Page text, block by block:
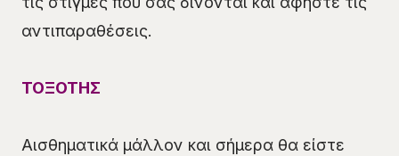
αντιπαραθέσεις.
ΤΟΞΟΤΗΣ
Αισθηματικά μάλλον και σήμερα θα είστε